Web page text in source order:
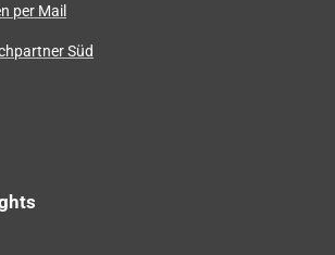
per Mail
Süd